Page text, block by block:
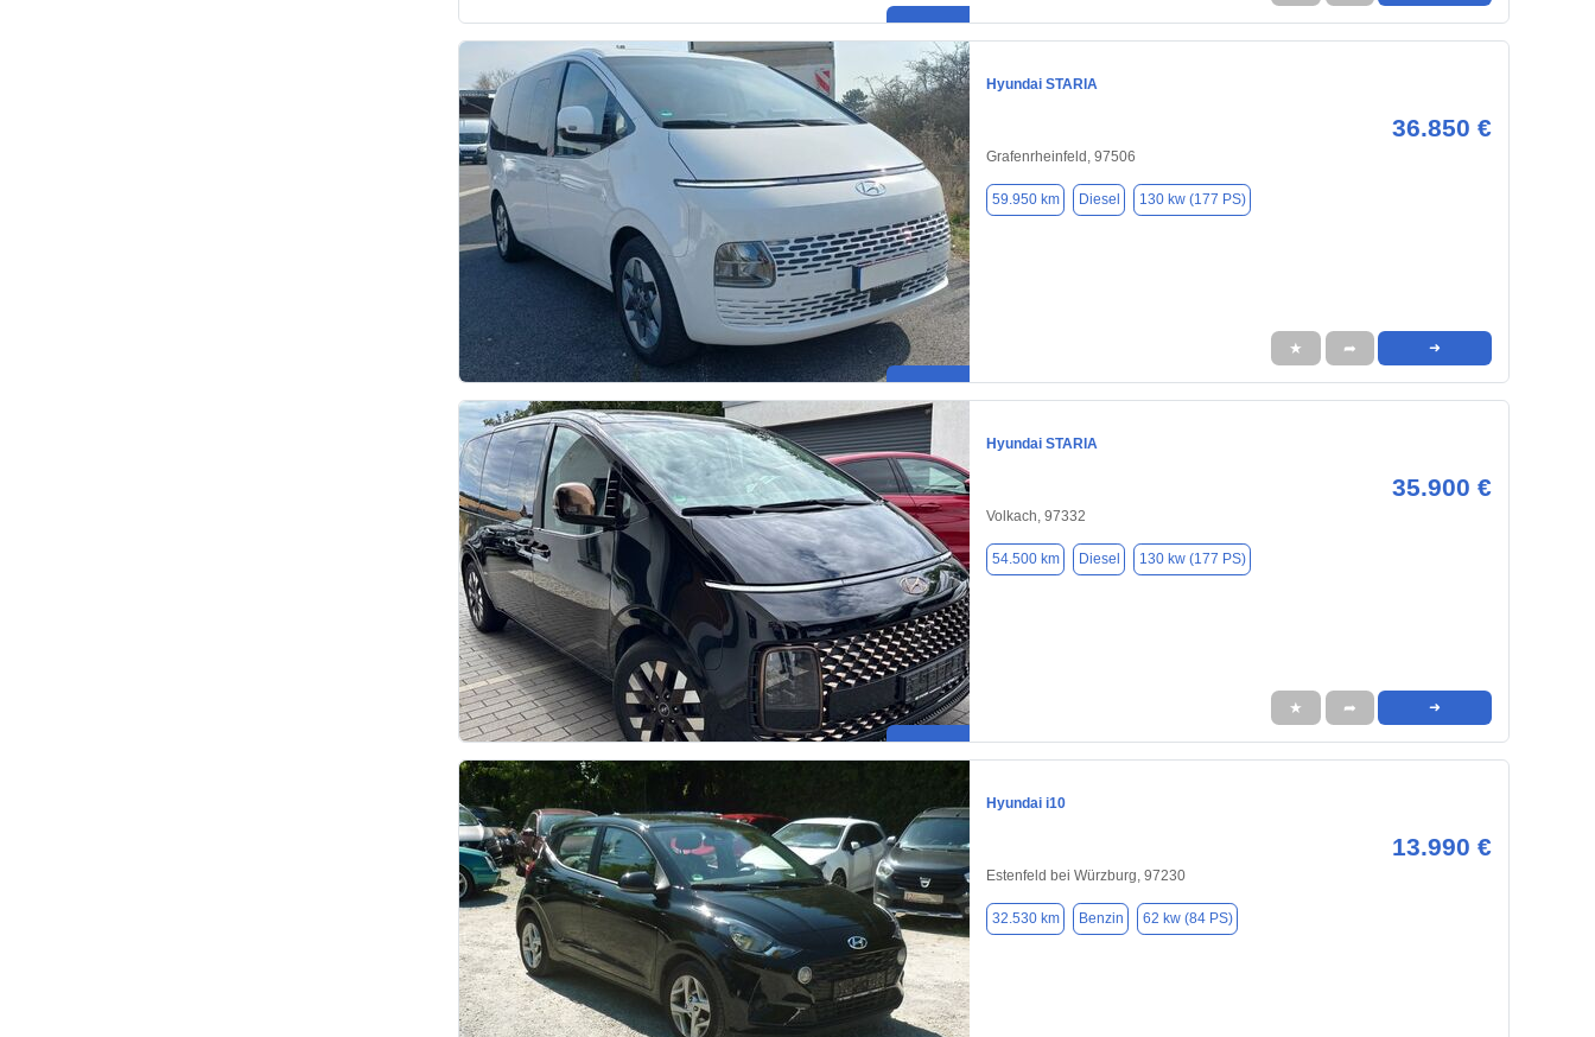
Hyundai STARIA
36.850 €
Grafenrheinfeld, 97506
59.950 km Diesel 130 kw (177 PS)
★ ➦ ➜
Hyundai STARIA
35.900 €
Volkach, 97332
54.500 km Diesel 130 kw (177 PS)
★ ➦ ➜
Hyundai i10
13.990 €
Estenfeld bei Würzburg, 97230
32.530 km Benzin 62 kw (84 PS)